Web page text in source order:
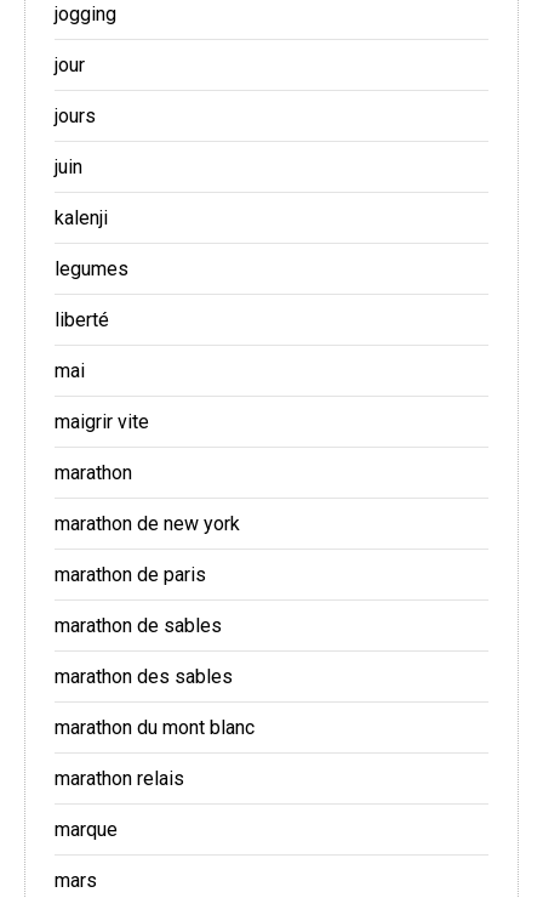
jogging
jour
jours
juin
kalenji
legumes
liberté
mai
maigrir vite
marathon
marathon de new york
marathon de paris
marathon de sables
marathon des sables
marathon du mont blanc
marathon relais
marque
mars